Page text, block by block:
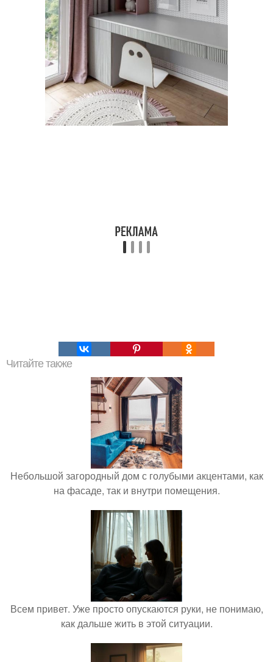
Читайте также
Небольшой загородный дом с голубыми акцентами, как
на фасаде, так и внутри помещения.
Всем привет. Уже просто опускаются руки, не понимаю,
как дальше жить в этой ситуации.